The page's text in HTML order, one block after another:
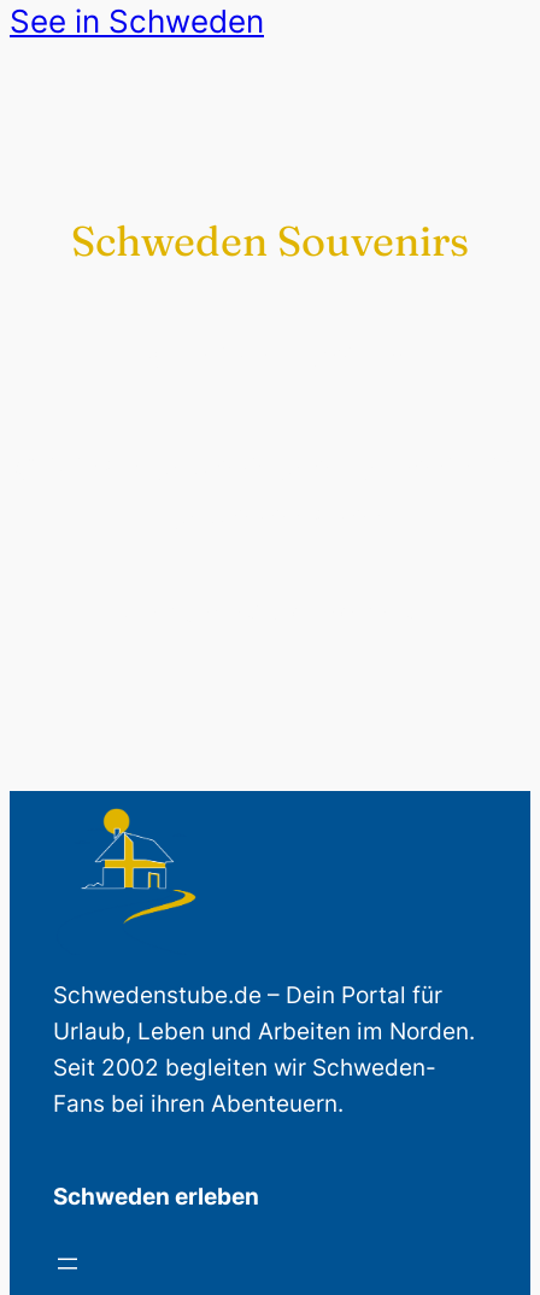
See in Schweden
Schweden Souvenirs
Schwedenstube.de – Dein Portal für
Urlaub, Leben und Arbeiten im Norden.
Seit 2002 begleiten wir Schweden-
Fans bei ihren Abenteuern.
Schweden erleben